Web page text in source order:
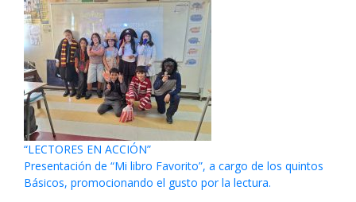
“LECTORES EN ACCIÓN”
Presentación de “Mi libro Favorito”, a cargo de los quintos
Básicos, promocionando el gusto por la lectura.